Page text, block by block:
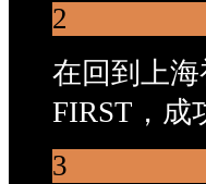
2
在回到上
FIRST，成
3